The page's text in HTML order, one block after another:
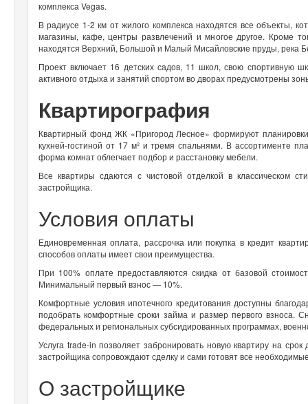
комплекса Vegas.
В радиусе 1-2 км от жилого комплекса находятся все объекты,
магазины, кафе, центры развлечений и многое другое. Кроме
находятся Верхний, Большой и Малый Мисайловские пруды, река
Проект включает 16 детских садов, 11 школ, свою спортивную
активного отдыха и занятий спортом во дворах предусмотрены
Квартирография
Квартирный фонд ЖК «Пригород Лесное» формируют
кухней-гостиной от 17 м² и тремя спальнями. В ассортименте
форма комнат облегчает подбор и расстановку мебели.
Все квартиры сдаются с чистовой отделкой в классическом
застройщика.
Условия оплаты
Единовременная оплата, рассрочка или покупка в кредит
способов оплаты имеет свои преимущества.
При 100% оплате предоставляются скидка от базовой
Минимальный первый взнос — 10%.
Комфортные условия ипотечного кредитования доступны
подобрать комфортные сроки займа и размер первого взноса.
федеральных и региональных субсидированных программах,
Услуга trade-in позволяет забронировать новую квартиру на
застройщика сопровождают сделку и сами готовят все
О застройщике